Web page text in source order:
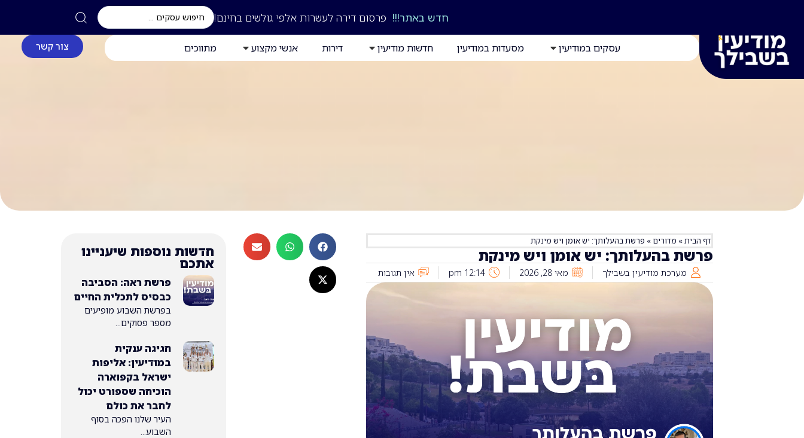
חדש באתר!!!
עסקים במודיעין מסעדות במודיעין חדשות מודיעין דירות אנשי מקצוע מתווכים צור קשר
דף הבית» מדורים » פרשת בהעלותך: יש אומן ויש מינקת
פרשת בהעלותך: יש אומן ויש מינקת
מערכת מודיעין בשבילך מאי 28, 2026 12:14 pm אין תגובות
חדשות נוספות שיעניינו
אתכם
פרשת ראה: הסביבה
כבסיס לתכלית החיים
בפרשת השבוע מופיעים
מספר פסוקים...
חגיגה ענקית
במודיעין: אליפות
ישראל בקפוארה
הוכיחה שספורט יכול
לחבר את כולם
העיר שלנו הפכה בסוף
השבוע...